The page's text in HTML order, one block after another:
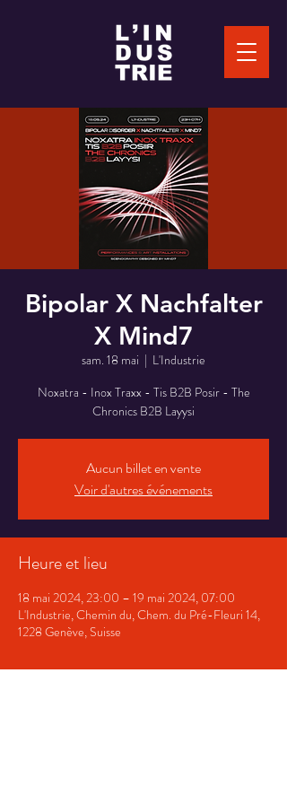
Bipolar X Nachfalter
X Mind7
sam. 18 mai
  |
L'Industrie
Noxatra - Inox Traxx - Tis B2B Posir - The
Chronics B2B Layysi
Aucun billet en vente
Voir d'autres événements
Heure et lieu
18 mai 2024, 23:00 – 19 mai 2024, 07:00
L'Industrie, Chemin du, Chem. du Pré-Fleuri 14,
1228 Genève, Suisse